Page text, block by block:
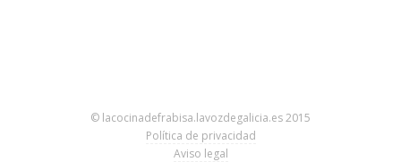
© lacocinadefrabisa.lavozdegalicia.es 2015
Política de privacidad
Aviso legal